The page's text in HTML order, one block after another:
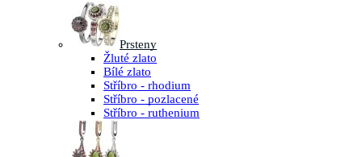
Prsteny
Žluté zlato
Bílé zlato
Stříbro - rhodium
Stříbro - pozlacené
Stříbro - ruthenium